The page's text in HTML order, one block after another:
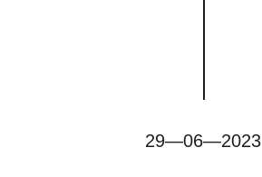
29—06—2023